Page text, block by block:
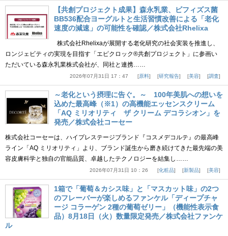
【共創プロジェクト成果】森永乳業、ビフィズス菌
BB536配合ヨーグルトと生活習慣改善による「老化
速度の減速」の可能性を確認／株式会社Rhelixa
株式会社Rhelixaが展開する老化研究の社会実装を推進し、
ロンジェビティの実現を目指す「エピクロック®共創プロジェクト」に参画い
ただいている森永乳業株式会社が、同社と連携……
2026年07月31日 17：47 原料 研究報告 美容 調査
～老化という摂理に告ぐ。～ 100年美肌への想いを
込めた最高峰（※1）の高機能エッセンスクリーム
「AQ ミリオリティ ザ クリーム デコラシオン」を
発売／株式会社コーセー
株式会社コーセーは、ハイプレステージブランド『コスメデコルテ』の最高峰
ライン「AQ ミリオリティ」より、ブランド誕生から磨き続けてきた最先端の美
容皮膚科学と独自の官能品質、卓越したテクノロジーを結集し……
2026年07月31日 10：26 化粧品 新製品 美容
1箱で「葡萄＆カシス味」と「マスカット味」の2つ
のフレーバーが楽しめるファンケル「ディープチャ
ージ コラーゲン 2種の葡萄ゼリー」（機能性表示食
品）8月18日（火）数量限定発売／株式会社ファンケ
ル